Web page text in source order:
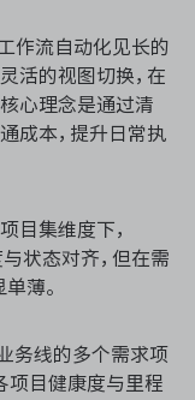
作流自动化见长的
活的视图切换，在
心理念是通过清
成本，提升日常执
目集维度下，
状态对齐，但在需
薄。
务线的多个需求项
项目健康度与里程